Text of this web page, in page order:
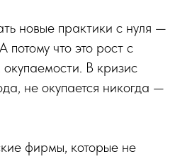
новые практики с нуля —
потому что это рост с
В кризис
не окупается никогда —
фирмы, которые не